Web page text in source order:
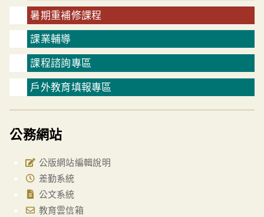
暑期重補修課程
課業輔導
課程諮詢專區
戶外教育填報專區
公務網站
公版網站編輯說明
差勤系統
公文系統
教育雲信箱